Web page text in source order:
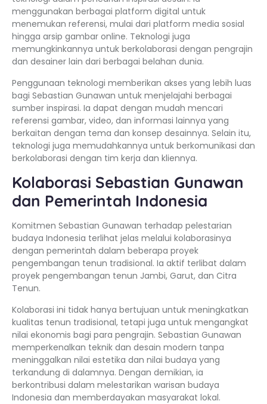
menggunakan berbagai platform digital untuk
menemukan referensi, mulai dari platform media sosial
hingga arsip gambar online. Teknologi juga
memungkinkannya untuk berkolaborasi dengan pengrajin
dan desainer lain dari berbagai belahan dunia.
Penggunaan teknologi memberikan akses yang lebih luas
bagi Sebastian Gunawan untuk menjelajahi berbagai
sumber inspirasi. Ia dapat dengan mudah mencari
referensi gambar, video, dan informasi lainnya yang
berkaitan dengan tema dan konsep desainnya. Selain itu,
teknologi juga memudahkannya untuk berkomunikasi dan
berkolaborasi dengan tim kerja dan kliennya.
Kolaborasi Sebastian Gunawan
dan Pemerintah Indonesia
Komitmen Sebastian Gunawan terhadap pelestarian
budaya Indonesia terlihat jelas melalui kolaborasinya
dengan pemerintah dalam beberapa proyek
pengembangan tenun tradisional. Ia aktif terlibat dalam
proyek pengembangan tenun Jambi, Garut, dan Citra
Tenun.
Kolaborasi ini tidak hanya bertujuan untuk meningkatkan
kualitas tenun tradisional, tetapi juga untuk mengangkat
nilai ekonomis bagi para pengrajin. Sebastian Gunawan
memperkenalkan teknik dan desain modern tanpa
meninggalkan nilai estetika dan nilai budaya yang
terkandung di dalamnya. Dengan demikian, ia
berkontribusi dalam melestarikan warisan budaya
Indonesia dan memberdayakan masyarakat lokal.